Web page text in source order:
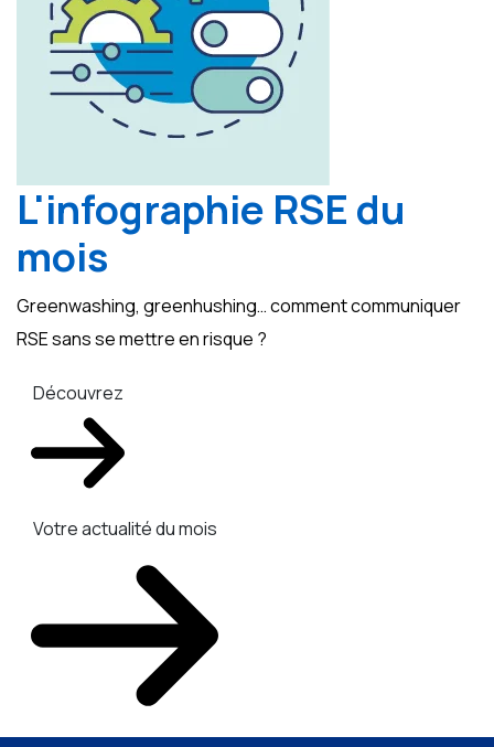
L'infographie RSE du
mois
Greenwashing, greenhushing… comment communiquer
RSE sans se mettre en risque ?
Découvrez
Votre actualité du mois